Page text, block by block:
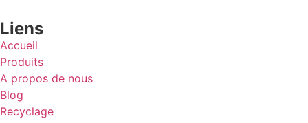
Liens
Accueil
Produits
A propos de nous
Blog
Recyclage